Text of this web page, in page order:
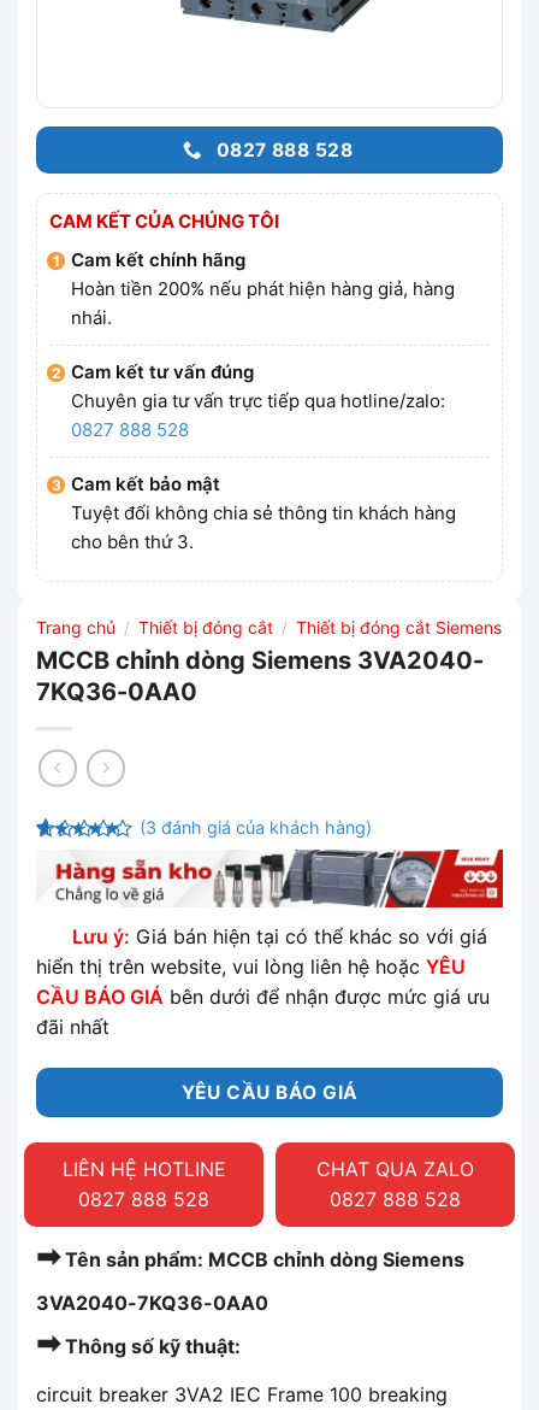
0827 888 528
CAM KẾT CỦA CHÚNG TÔI
Cam kết chính hãng
Hoàn tiền 200% nếu phát hiện hàng giả, hàng
nhái.
Cam kết tư vấn đúng
Chuyên gia tư vấn trực tiếp qua hotline/zalo:
0827 888 528
Cam kết bảo mật
Tuyệt đối không chia sẻ thông tin khách hàng
cho bên thứ 3.
Trang chủ / Thiết bị đóng cắt / Thiết bị đóng cắt Siemens
MCCB chỉnh dòng Siemens 3VA2040-
7KQ36-0AA0
4.33trên
5 dựa
trênđánh
(3 đánh giá của khách hàng)
Lưu ý: Giá bán hiện tại có thể khác so với giá
hiển thị trên website, vui lòng liên hệ hoặc YÊU
CẦU BÁO GIÁ bên dưới để nhận được mức giá ưu
đãi nhất
YÊU CẦU BÁO GIÁ
LIÊN HỆ HOTLINE
0827 888 528
CHAT QUA ZALO
0827 888 528
➡Tên sản phẩm: MCCB chỉnh dòng Siemens
3VA2040-7KQ36-0AA0
➡Thông số kỹ thuật:
circuit breaker 3VA2 IEC Frame 100 breaking